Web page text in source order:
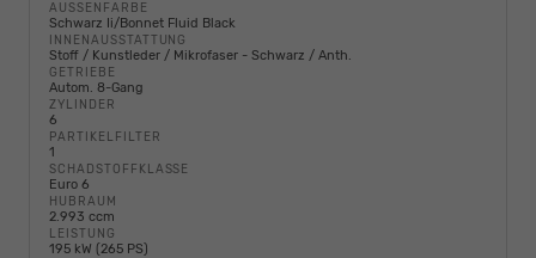
AUSSENFARBE
Schwarz Ii/Bonnet Fluid Black
INNENAUSSTATTUNG
Stoff / Kunstleder / Mikrofaser - Schwarz / Anth.
GETRIEBE
Autom. 8-Gang
ZYLINDER
6
PARTIKELFILTER
1
SCHADSTOFFKLASSE
Euro 6
HUBRAUM
2.993 ccm
LEISTUNG
195 kW (265 PS)